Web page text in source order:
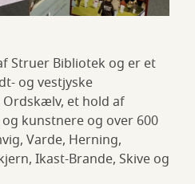
Struer Bibliotek og er et
og vestjyske
et hold af
kunstnere og over 600
Varde, Herning,
Ikast-Brande, Skive og